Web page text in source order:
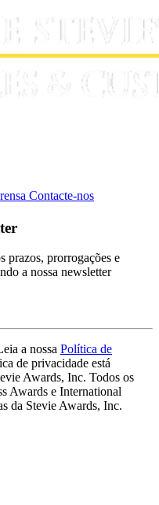
Contacte-nos
prazos, prorrogações e
a nossa newsletter
a nossa Política de
de privacidade está
Awards, Inc. Todos os
Awards e International
da Stevie Awards, Inc.